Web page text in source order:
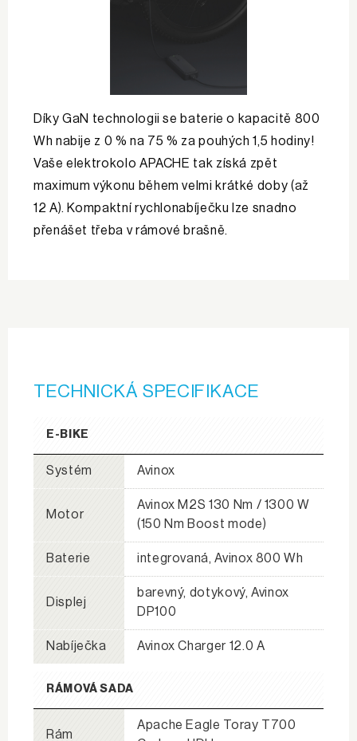
Díky GaN technologii se baterie o kapacitě 800
Wh nabije z 0 % na 75 % za pouhých 1,5 hodiny!
Vaše elektrokolo APACHE tak získá zpět
maximum výkonu během velmi krátké doby (až
12 A). Kompaktní rychlonabíječku lze snadno
přenášet třeba v rámové brašně.
TECHNICKÁ SPECIFIKACE
E-BIKE
Systém Avinox
Motor
Avinox M2S 130 Nm / 1300 W
(150 Nm Boost mode)
Baterie integrovaná, Avinox 800 Wh
Displej
barevný, dotykový, Avinox
DP100
Nabíječka Avinox Charger 12.0 A
RÁMOVÁ SADA
Rám
Apache Eagle Toray T700